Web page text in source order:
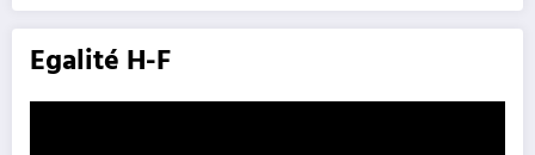
Egalité H-F